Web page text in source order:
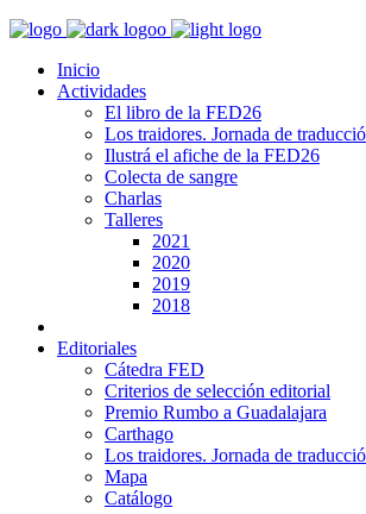
Inicio
Actividades
El libro de la FED26
Los traidores. Jornada de
Ilustrá el afiche de la FED26
Colecta de sangre
Charlas
Talleres
2021
2020
2019
2018
Editoriales
Cátedra FED
Criterios de selección editorial
Premio Rumbo a Guadalajara
Carthago
Los traidores. Jornada de
Mapa
Catálogo